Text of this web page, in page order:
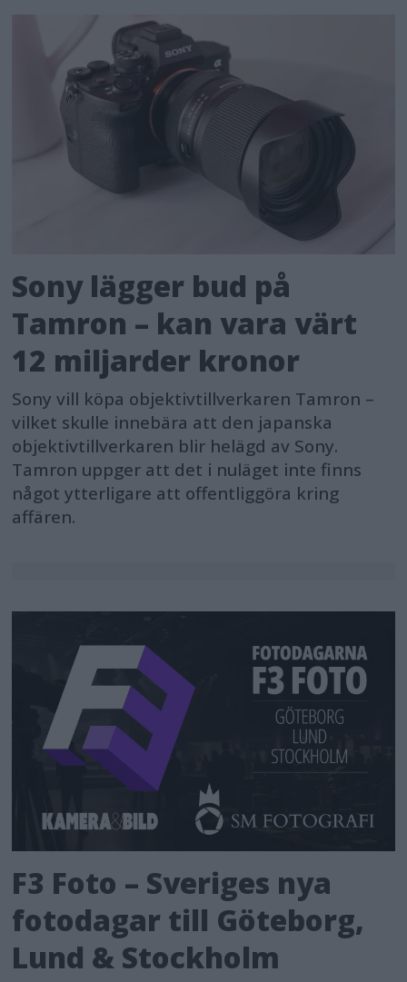
Sony lägger bud på
Tamron – kan vara värt
12 miljarder kronor
Sony vill köpa objektivtillverkaren Tamron –
vilket skulle innebära att den japanska
objektivtillverkaren blir helägd av Sony.
Tamron uppger att det i nuläget inte finns
något ytterligare att offentliggöra kring
affären.
F3 Foto – Sveriges nya
fotodagar till Göteborg,
Lund & Stockholm